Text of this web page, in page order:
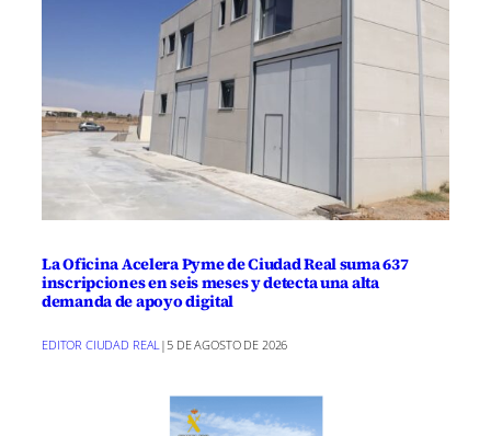
La Oficina Acelera Pyme de Ciudad Real suma 637
inscripciones en seis meses y detecta una alta
demanda de apoyo digital
EDITOR CIUDAD REAL|5 DE AGOSTO DE 2026